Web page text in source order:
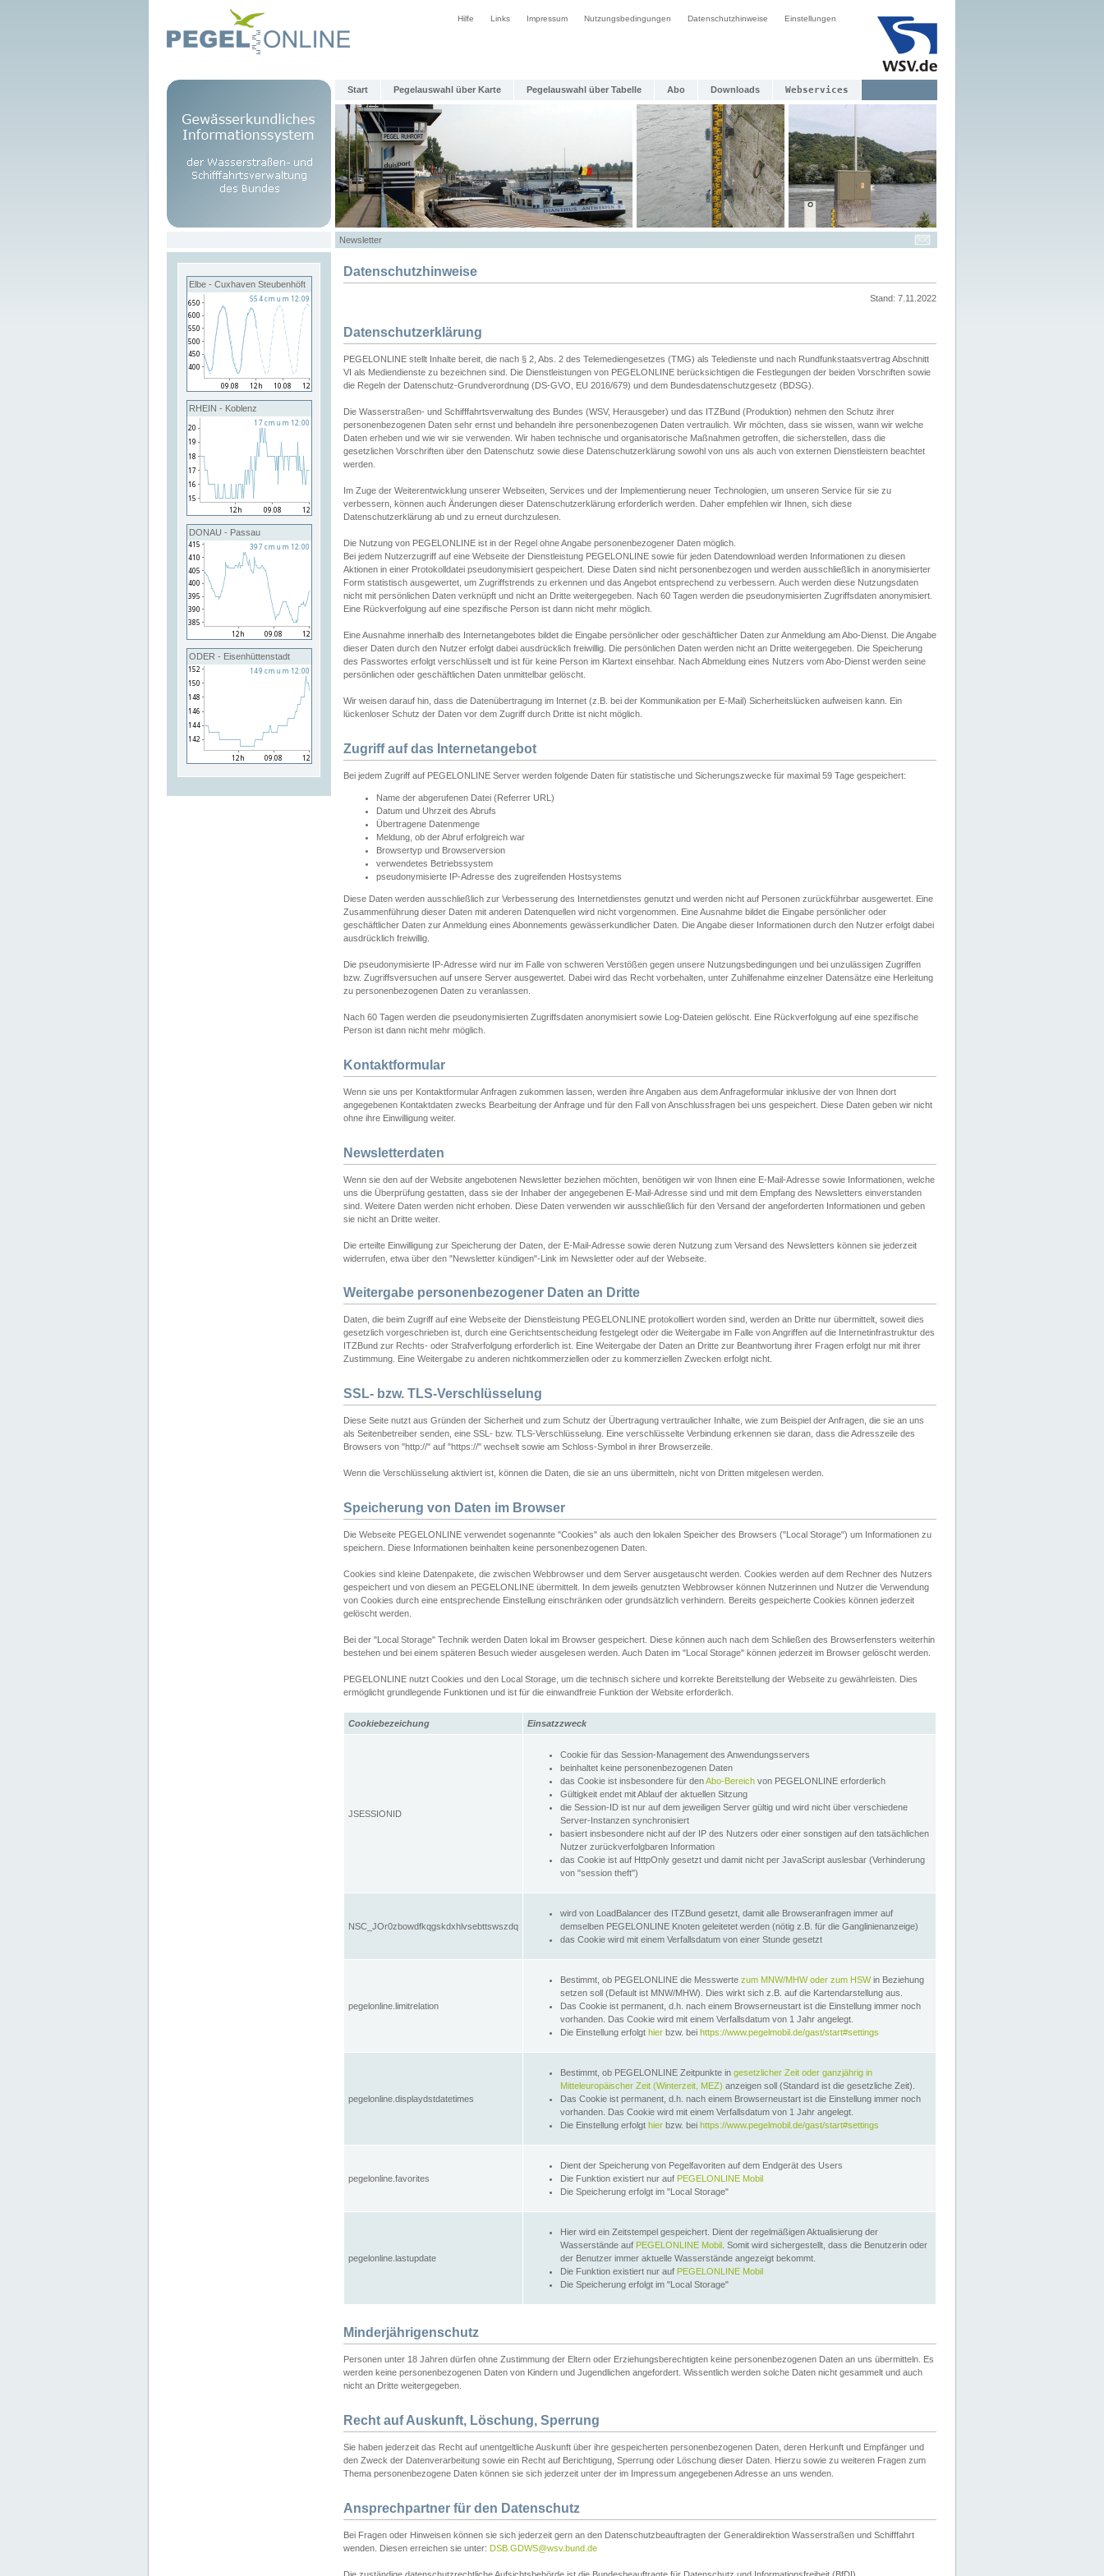
Hilfe Links Impressum Nutzungsbedingungen Datenschutzhinweise Einstellungen
Start Pegelauswahl über Karte Pegelauswahl über Tabelle Abo Downloads Webservices
Newsletter
Elbe - Cuxhaven Steubenhöft
RHEIN - Koblenz
DONAU - Passau
ODER - Eisenhüttenstadt
Datenschutzhinweise
Stand: 7.11.2022
Datenschutzerklärung
PEGELONLINE stellt Inhalte bereit, die nach § 2, Abs. 2 des Telemediengesetzes (TMG) als Teledienste und nach Rundfunkstaatsvertrag Abschnitt
VI als Mediendienste zu bezeichnen sind. Die Dienstleistungen von PEGELONLINE berücksichtigen die Festlegungen der beiden Vorschriften sowie
die Regeln der Datenschutz-Grundverordnung (DS-GVO, EU 2016/679) und dem Bundesdatenschutzgesetz (BDSG).
Die Wasserstraßen- und Schifffahrtsverwaltung des Bundes (WSV, Herausgeber) und das ITZBund (Produktion) nehmen den Schutz ihrer
personenbezogenen Daten sehr ernst und behandeln ihre personenbezogenen Daten vertraulich. Wir möchten, dass sie wissen, wann wir welche
Daten erheben und wie wir sie verwenden. Wir haben technische und organisatorische Maßnahmen getroffen, die sicherstellen, dass die
gesetzlichen Vorschriften über den Datenschutz sowie diese Datenschutzerklärung sowohl von uns als auch von externen Dienstleistern beachtet
werden.
Im Zuge der Weiterentwicklung unserer Webseiten, Services und der Implementierung neuer Technologien, um unseren Service für sie zu
verbessern, können auch Änderungen dieser Datenschutzerklärung erforderlich werden. Daher empfehlen wir Ihnen, sich diese
Datenschutzerklärung ab und zu erneut durchzulesen.
Die Nutzung von PEGELONLINE ist in der Regel ohne Angabe personenbezogener Daten möglich.
Bei jedem Nutzerzugriff auf eine Webseite der Dienstleistung PEGELONLINE sowie für jeden Datendownload werden Informationen zu diesen
Aktionen in einer Protokolldatei pseudonymisiert gespeichert. Diese Daten sind nicht personenbezogen und werden ausschließlich in anonymisierter
Form statistisch ausgewertet, um Zugriffstrends zu erkennen und das Angebot entsprechend zu verbessern. Auch werden diese Nutzungsdaten
nicht mit persönlichen Daten verknüpft und nicht an Dritte weitergegeben. Nach 60 Tagen werden die pseudonymisierten Zugriffsdaten anonymisiert.
Eine Rückverfolgung auf eine spezifische Person ist dann nicht mehr möglich.
Eine Ausnahme innerhalb des Internetangebotes bildet die Eingabe persönlicher oder geschäftlicher Daten zur Anmeldung am Abo-Dienst. Die Angabe
dieser Daten durch den Nutzer erfolgt dabei ausdrücklich freiwillig. Die persönlichen Daten werden nicht an Dritte weitergegeben. Die Speicherung
des Passwortes erfolgt verschlüsselt und ist für keine Person im Klartext einsehbar. Nach Abmeldung eines Nutzers vom Abo-Dienst werden seine
persönlichen oder geschäftlichen Daten unmittelbar gelöscht.
Wir weisen darauf hin, dass die Datenübertragung im Internet (z.B. bei der Kommunikation per E-Mail) Sicherheitslücken aufweisen kann. Ein
lückenloser Schutz der Daten vor dem Zugriff durch Dritte ist nicht möglich.
Zugriff auf das Internetangebot
Bei jedem Zugriff auf PEGELONLINE Server werden folgende Daten für statistische und Sicherungszwecke für maximal 59 Tage gespeichert:
Name der abgerufenen Datei (Referrer URL)
Datum und Uhrzeit des Abrufs
Übertragene Datenmenge
Meldung, ob der Abruf erfolgreich war
Browsertyp und Browserversion
verwendetes Betriebssystem
pseudonymisierte IP-Adresse des zugreifenden Hostsystems
Diese Daten werden ausschließlich zur Verbesserung des Internetdienstes genutzt und werden nicht auf Personen zurückführbar ausgewertet. Eine
Zusammenführung dieser Daten mit anderen Datenquellen wird nicht vorgenommen. Eine Ausnahme bildet die Eingabe persönlicher oder
geschäftlicher Daten zur Anmeldung eines Abonnements gewässerkundlicher Daten. Die Angabe dieser Informationen durch den Nutzer erfolgt dabei
ausdrücklich freiwillig.
Die pseudonymisierte IP-Adresse wird nur im Falle von schweren Verstößen gegen unsere Nutzungsbedingungen und bei unzulässigen Zugriffen
bzw. Zugriffsversuchen auf unsere Server ausgewertet. Dabei wird das Recht vorbehalten, unter Zuhilfenahme einzelner Datensätze eine Herleitung
zu personenbezogenen Daten zu veranlassen.
Nach 60 Tagen werden die pseudonymisierten Zugriffsdaten anonymisiert sowie Log-Dateien gelöscht. Eine Rückverfolgung auf eine spezifische
Person ist dann nicht mehr möglich.
Kontaktformular
Wenn sie uns per Kontaktformular Anfragen zukommen lassen, werden ihre Angaben aus dem Anfrageformular inklusive der von Ihnen dort
angegebenen Kontaktdaten zwecks Bearbeitung der Anfrage und für den Fall von Anschlussfragen bei uns gespeichert. Diese Daten geben wir nicht
ohne ihre Einwilligung weiter.
Newsletterdaten
Wenn sie den auf der Website angebotenen Newsletter beziehen möchten, benötigen wir von Ihnen eine E-Mail-Adresse sowie Informationen, welche
uns die Überprüfung gestatten, dass sie der Inhaber der angegebenen E-Mail-Adresse sind und mit dem Empfang des Newsletters einverstanden
sind. Weitere Daten werden nicht erhoben. Diese Daten verwenden wir ausschließlich für den Versand der angeforderten Informationen und geben
sie nicht an Dritte weiter.
Die erteilte Einwilligung zur Speicherung der Daten, der E-Mail-Adresse sowie deren Nutzung zum Versand des Newsletters können sie jederzeit
widerrufen, etwa über den "Newsletter kündigen"-Link im Newsletter oder auf der Webseite.
Weitergabe personenbezogener Daten an Dritte
Daten, die beim Zugriff auf eine Webseite der Dienstleistung PEGELONLINE protokolliert worden sind, werden an Dritte nur übermittelt, soweit dies
gesetzlich vorgeschrieben ist, durch eine Gerichtsentscheidung festgelegt oder die Weitergabe im Falle von Angriffen auf die Internetinfrastruktur des
ITZBund zur Rechts- oder Strafverfolgung erforderlich ist. Eine Weitergabe der Daten an Dritte zur Beantwortung ihrer Fragen erfolgt nur mit ihrer
Zustimmung. Eine Weitergabe zu anderen nichtkommerziellen oder zu kommerziellen Zwecken erfolgt nicht.
SSL- bzw. TLS-Verschlüsselung
Diese Seite nutzt aus Gründen der Sicherheit und zum Schutz der Übertragung vertraulicher Inhalte, wie zum Beispiel der Anfragen, die sie an uns
als Seitenbetreiber senden, eine SSL- bzw. TLS-Verschlüsselung. Eine verschlüsselte Verbindung erkennen sie daran, dass die Adresszeile des
Browsers von "http://" auf "https://" wechselt sowie am Schloss-Symbol in ihrer Browserzeile.
Wenn die Verschlüsselung aktiviert ist, können die Daten, die sie an uns übermitteln, nicht von Dritten mitgelesen werden.
Speicherung von Daten im Browser
Die Webseite PEGELONLINE verwendet sogenannte "Cookies" als auch den lokalen Speicher des Browsers ("Local Storage") um Informationen zu
speichern. Diese Informationen beinhalten keine personenbezogenen Daten.
Cookies sind kleine Datenpakete, die zwischen Webbrowser und dem Server ausgetauscht werden. Cookies werden auf dem Rechner des Nutzers
gespeichert und von diesem an PEGELONLINE übermittelt. In dem jeweils genutzten Webbrowser können Nutzerinnen und Nutzer die Verwendung
von Cookies durch eine entsprechende Einstellung einschränken oder grundsätzlich verhindern. Bereits gespeicherte Cookies können jederzeit
gelöscht werden.
Bei der "Local Storage" Technik werden Daten lokal im Browser gespeichert. Diese können auch nach dem Schließen des Browserfensters weiterhin
bestehen und bei einem späteren Besuch wieder ausgelesen werden. Auch Daten im "Local Storage" können jederzeit im Browser gelöscht werden.
PEGELONLINE nutzt Cookies und den Local Storage, um die technisch sichere und korrekte Bereitstellung der Webseite zu gewährleisten. Dies
ermöglicht grundlegende Funktionen und ist für die einwandfreie Funktion der Website erforderlich.
Cookiebezeichung Einsatzzweck
JSESSIONID
Cookie für das Session-Management des Anwendungsservers
beinhaltet keine personenbezogenen Daten
das Cookie ist insbesondere für denAbo-Bereich von PEGELONLINE erforderlich
Gültigkeit endet mit Ablauf der aktuellen Sitzung
die Session-ID ist nur auf dem jeweiligen Server gültig und wird nicht über verschiedene
Server-Instanzen synchronisiert
basiert insbesondere nicht auf der IP des Nutzers oder einer sonstigen auf den tatsächlichen
Nutzer zurückverfolgbaren Information
das Cookie ist auf HttpOnly gesetzt und damit nicht per JavaScript auslesbar (Verhinderung
von "session theft")
NSC_JOr0zbowdfkqgskdxhlvsebttswszdq
wird von LoadBalancer des ITZBund gesetzt, damit alle Browseranfragen immer auf
demselben PEGELONLINE Knoten geleitetet werden (nötig z.B. für die Ganglinienanzeige)
das Cookie wird mit einem Verfallsdatum von einer Stunde gesetzt
pegelonline.limitrelation
Bestimmt, ob PEGELONLINE die Messwerte zum MNW/MHW oder zum HSWin Beziehung
setzen soll (Default ist MNW/MHW). Dies wirkt sich z.B. auf die Kartendarstellung aus.
Das Cookie ist permanent, d.h. nach einem Browserneustart ist die Einstellung immer noch
vorhanden. Das Cookie wird mit einem Verfallsdatum von 1 Jahr angelegt.
Die Einstellung erfolgt hier bzw. bei https://www.pegelmobil.de/gast/start#settings
pegelonline.displaydstdatetimes
Bestimmt, ob PEGELONLINE Zeitpunkte in gesetzlicher Zeit oder ganzjährig in
Mitteleuropäischer Zeit (Winterzeit, MEZ) anzeigen soll (Standard ist die gesetzliche Zeit).
Das Cookie ist permanent, d.h. nach einem Browserneustart ist die Einstellung immer noch
vorhanden. Das Cookie wird mit einem Verfallsdatum von 1 Jahr angelegt.
Die Einstellung erfolgt hier bzw. bei https://www.pegelmobil.de/gast/start#settings
pegelonline.favorites
Dient der Speicherung von Pegelfavoriten auf dem Endgerät des Users
Die Funktion existiert nur auf PEGELONLINE Mobil
Die Speicherung erfolgt im "Local Storage"
pegelonline.lastupdate
Hier wird ein Zeitstempel gespeichert. Dient der regelmäßigen Aktualisierung der
Wasserstände auf PEGELONLINE Mobil . Somit wird sichergestellt, dass die Benutzerin oder
der Benutzer immer aktuelle Wasserstände angezeigt bekommt.
Die Funktion existiert nur auf PEGELONLINE Mobil
Die Speicherung erfolgt im "Local Storage"
Minderjährigenschutz
Personen unter 18 Jahren dürfen ohne Zustimmung der Eltern oder Erziehungsberechtigten keine personenbezogenen Daten an uns übermitteln. Es
werden keine personenbezogenen Daten von Kindern und Jugendlichen angefordert. Wissentlich werden solche Daten nicht gesammelt und auch
nicht an Dritte weitergegeben.
Recht auf Auskunft, Löschung, Sperrung
Sie haben jederzeit das Recht auf unentgeltliche Auskunft über ihre gespeicherten personenbezogenen Daten, deren Herkunft und Empfänger und
den Zweck der Datenverarbeitung sowie ein Recht auf Berichtigung, Sperrung oder Löschung dieser Daten. Hierzu sowie zu weiteren Fragen zum
Thema personenbezogene Daten können sie sich jederzeit unter der im Impressum angegebenen Adresse an uns wenden.
Ansprechpartner für den Datenschutz
Bei Fragen oder Hinweisen können sie sich jederzeit gern an den Datenschutzbeauftragten der Generaldirektion Wasserstraßen und Schifffahrt
wenden. Diesen erreichen sie unter: DSB.GDWS@wsv.bund.de